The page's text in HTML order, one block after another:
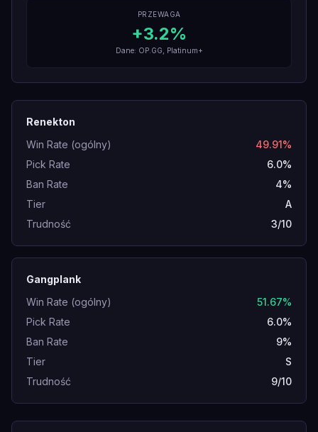
PRZEWAGA
+3.2%
Dane: OP.GG, Platinum+
Renekton
Win Rate (ogólny)
49.91%
Pick Rate
6.0%
Ban Rate
4%
Tier
A
Trudność
3/10
Gangplank
Win Rate (ogólny)
51.67%
Pick Rate
6.0%
Ban Rate
9%
Tier
S
Trudność
9/10